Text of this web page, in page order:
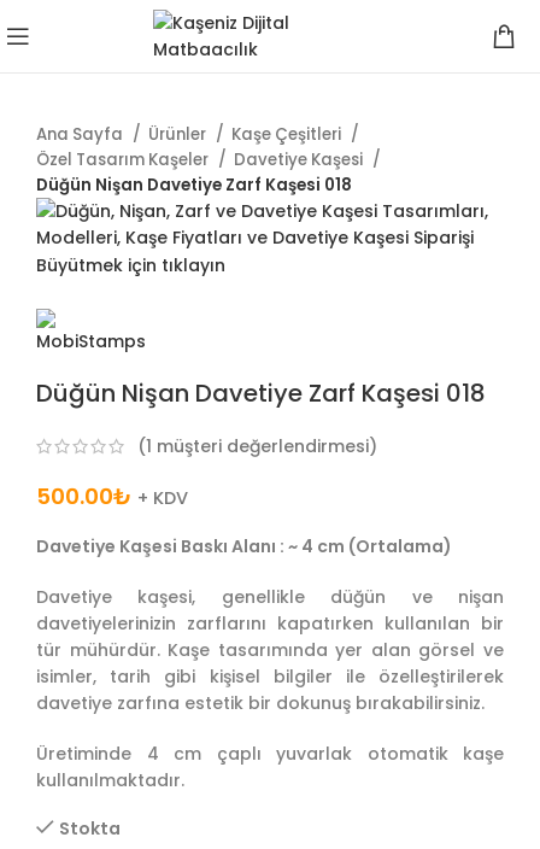
Ana Sayfa Ürünler
Kaşe Çeşitleri
Özel Tasarım Kaşeler
Davetiye Kaşesi
Düğün Nişan Davetiye Zarf Kaşesi 018
Büyütmek için tıklayın
Düğün Nişan Davetiye Zarf Kaşesi 018
(1 müşteri değerlendirmesi)
500.00₺ + KDV
Davetiye Kaşesi Baskı Alanı : ~ 4 cm (Ortalama)
Davetiye kaşesi, genellikle düğün ve nişan
davetiyelerinizin zarflarını kapatırken kullanılan bir
tür mühürdür. Kaşe tasarımında yer alan görsel ve
isimler, tarih gibi kişisel bilgiler ile özelleştirilerek
davetiye zarfına estetik bir dokunuş bırakabilirsiniz.
Üretiminde 4 cm çaplı yuvarlak otomatik kaşe
kullanılmaktadır.
Stokta